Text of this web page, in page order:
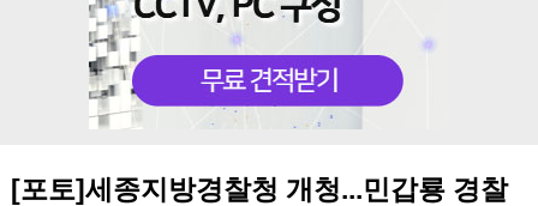
[포토]세종지방경찰청 개청...민갑룡 경찰